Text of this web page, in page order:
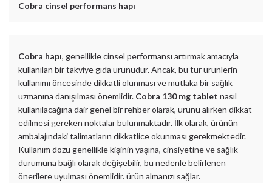
Cobra cinsel performans hapı
Cobra hapı, genellikle cinsel performansı artırmak amacıyla
kullanılan bir takviye gıda ürünüdür. Ancak, bu tür ürünlerin
kullanımı öncesinde dikkatli olunması ve mutlaka bir sağlık
uzmanına danışılması önemlidir. Cobra 130 mg tablet nasıl
kullanılacağına dair genel bir rehber olarak, ürünü alırken dikkat
edilmesi gereken noktalar bulunmaktadır. İlk olarak, ürünün
ambalajındaki talimatların dikkatlice okunması gerekmektedir.
Kullanım dozu genellikle kişinin yaşına, cinsiyetine ve sağlık
durumuna bağlı olarak değişebilir, bu nedenle belirlenen
önerilere uyulması önemlidir. ürün almanızı sağlar.